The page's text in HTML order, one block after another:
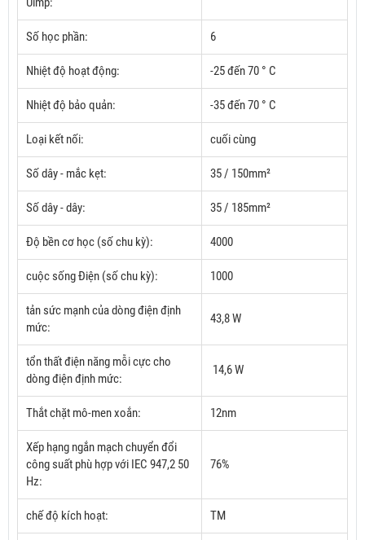
Số học phần: 6
Nhiệt độ hoạt động: -25 đến 70 ° C
Nhiệt độ bảo quản: -35 đến 70 ° C
Loại kết nối: cuối cùng
Số dây - mắc kẹt: 35 / 150mm²
Số dây - dây: 35 / 185mm²
Độ bền cơ học (số chu kỳ): 4000
cuộc sống Điện (số chu kỳ): 1000
tản sức mạnh của dòng điện định
mức:
43,8 W
tổn thất điện năng mỗi cực cho
dòng điện định mức:
14,6 W
Thắt chặt mô-men xoắn: 12nm
Xếp hạng ngắn mạch chuyển đổi
công suất phù hợp với IEC 947,2 50
Hz:
76%
chế độ kích hoạt: TM